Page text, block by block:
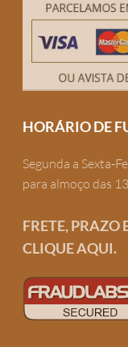
HORÁRIO DE
Segunda a Sexta-
para almoço das
FRETE, PRAZO
CLIQUE AQUI.